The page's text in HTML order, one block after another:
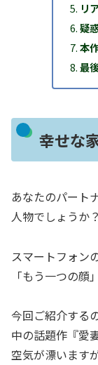
リ
疑
本
最
幸せな
あなたのパート
人物でしょうか？
スマートフォン
「もう一つの顔
今回ご紹介する
中の話題作『愛
空気が漂います